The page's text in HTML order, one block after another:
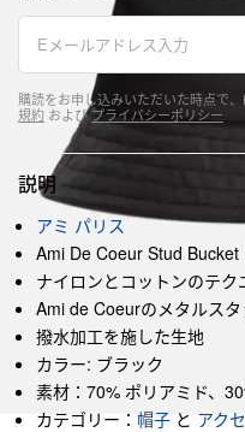
購読をお申し込みいただいた時点で
規約 およびプライバシーポリシー
説明
アミ パリス
Ami De Coeur Stud Bucket
ナイロンとコットンのテ
Ami de Coeurのメタルス
撥水加工を施した生地
カラー: ブラック
素材：70% ポリアミド、
カテゴリー： 帽子 と アク